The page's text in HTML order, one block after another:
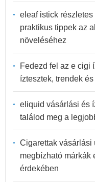
eleaf istick
praktikus tippek az
növeléséhez
Fedezd fel az e cigi
íztesztek, trendek
eliquid vásárlási és
találod meg a
Cigarettak vásárlási
megbízható márkák
érdekében